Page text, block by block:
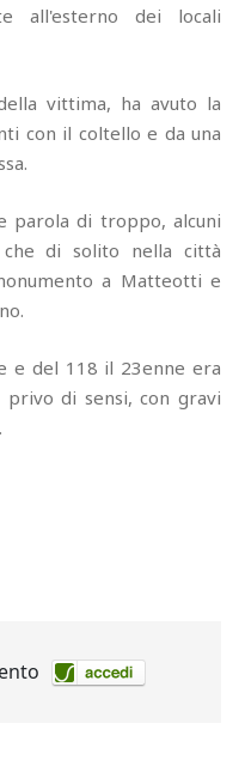
all'esterno dei locali
vittima, ha avuto la
con il coltello e da una
parola di troppo, alcuni
di solito nella città
a Matteotti e
e del 118 il 23enne era
di sensi, con gravi